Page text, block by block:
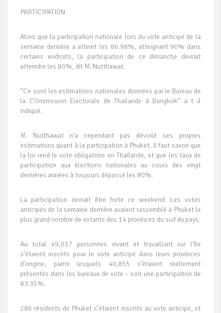
PARTICIPATION
Alors que la participation nationale lors du vote anticipé de la
semaine dernière a atteint les 86.98%, atteignant 90% dans
certains endroits, la participation de ce dimanche devrait
atteindre les 80%, dit M. Nutthawat.
“Ce sont les estimations nationales données par le Bureau de
la COmmission Electorale de Thaïlande à Bangkok” a t il
indiqué.
M. Nutthawat n’a cependant pas dévoilé ses propres
estimations quant à la participation à Phuket. Il faut savoir que
la loi rend le vote obligatoire en Thaïlande, et que les taux de
participation aux élections nationales au cours des vingt
dernières années à toujours dépassé les 80%.
La participation devrait être forte ce weekend. Les votes
anticipés de la semaine dernière avaient rassemblé à Phuket le
plus grand nombre de votants des 14 provinces du sud du pays.
Au total 49,017 personnes vivant et travaillant sur l'île
s’étaient inscrits pour le vote anticipé dans leurs provinces
d’origine, parmi lesquels 40,855 s’étaient réellement
présentés dans les bureaux de vote – soit une participation de
83.35%.
286 résidents de Phuket s’étaient inscrits au vote anticipé, et